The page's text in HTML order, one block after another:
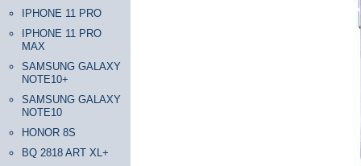
IPHONE 11 PRO
IPHONE 11 PRO
MAX
SAMSUNG GALAXY
NOTE10+
SAMSUNG GALAXY
NOTE10
HONOR 8S
BQ 2818 ART XL+